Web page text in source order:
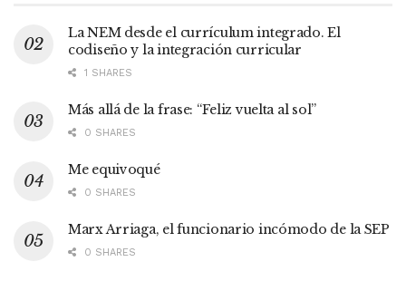
La NEM desde el currículum integrado. El
codiseño y la integración curricular
1 SHARES
Más allá de la frase: “Feliz vuelta al sol”
0 SHARES
Me equivoqué
0 SHARES
Marx Arriaga, el funcionario incómodo de la SEP
0 SHARES